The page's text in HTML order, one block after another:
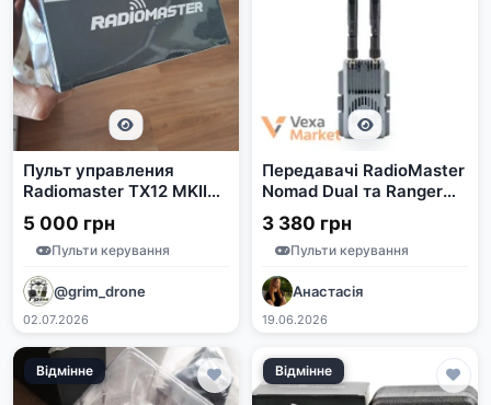
Пульт управления
Radiomaster TX12 MKII
ELRS Black M2
5 000 грн
Пульти керування
@grim_drone
02.07.2026
Передавачі RadioMaster
Nomad Dual та Ranger
ELRS
3 380 грн
Пульти керування
Анастасія
19.06.2026
Відмінне Відмінне